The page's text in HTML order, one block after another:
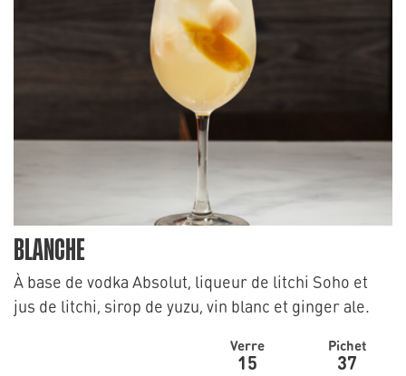
BLANCHE
À base de vodka Absolut, liqueur de litchi Soho et
jus de litchi, sirop de yuzu, vin blanc et ginger ale.
Verre
15
Pichet
37